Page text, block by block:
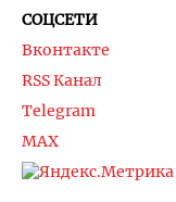
СОЦСЕТИ
Вконтакте
RSS Канал
Telegram
MAX